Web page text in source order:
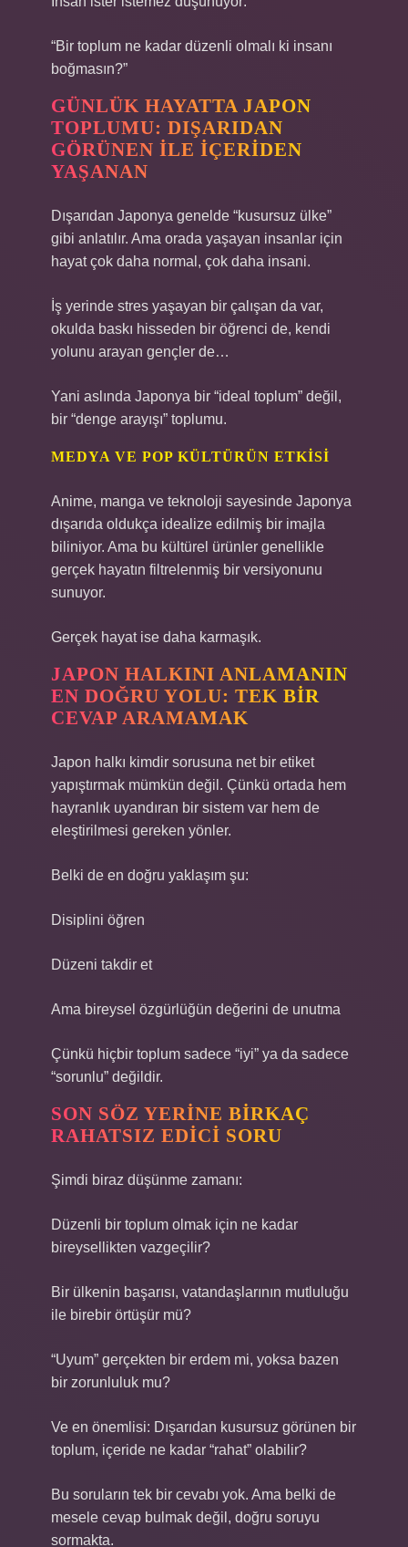
“Bir toplum ne kadar düzenli olmalı ki insanı
boğmasın?”
GÜNLÜK HAYATTA JAPON
TOPLUMU: DIŞARIDAN
GÖRÜNEN ILE İÇERIDEN
YAŞANAN
Dışarıdan Japonya genelde “kusursuz ülke”
gibi anlatılır. Ama orada yaşayan insanlar için
hayat çok daha normal, çok daha insani.
İş yerinde stres yaşayan bir çalışan da var,
okulda baskı hisseden bir öğrenci de, kendi
yolunu arayan gençler de…
Yani aslında Japonya bir “ideal toplum” değil,
bir “denge arayışı” toplumu.
MEDYA VE POP KÜLTÜRÜN ETKISI
Anime, manga ve teknoloji sayesinde Japonya
dışarıda oldukça idealize edilmiş bir imajla
biliniyor. Ama bu kültürel ürünler genellikle
gerçek hayatın filtrelenmiş bir versiyonunu
sunuyor.
Gerçek hayat ise daha karmaşık.
JAPON HALKINI ANLAMANIN
EN DOĞRU YOLU: TEK BIR
CEVAP ARAMAMAK
Japon halkı kimdir sorusuna net bir etiket
yapıştırmak mümkün değil. Çünkü ortada hem
hayranlık uyandıran bir sistem var hem de
eleştirilmesi gereken yönler.
Belki de en doğru yaklaşım şu:
Disiplini öğren
Düzeni takdir et
Ama bireysel özgürlüğün değerini de unutma
Çünkü hiçbir toplum sadece “iyi” ya da sadece
“sorunlu” değildir.
SON SÖZ YERINE BIRKAÇ
RAHATSIZ EDICI SORU
Şimdi biraz düşünme zamanı:
Düzenli bir toplum olmak için ne kadar
bireysellikten vazgeçilir?
Bir ülkenin başarısı, vatandaşlarının mutluluğu
ile birebir örtüşür mü?
“Uyum” gerçekten bir erdem mi, yoksa bazen
bir zorunluluk mu?
Ve en önemlisi: Dışarıdan kusursuz görünen bir
toplum, içeride ne kadar “rahat” olabilir?
Bu soruların tek bir cevabı yok. Ama belki de
mesele cevap bulmak değil, doğru soruyu
sormakta.